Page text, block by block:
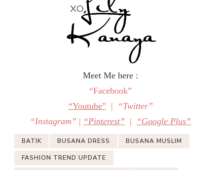
Meet Me here :
“Facebook”
“Youtube” |
“Twitter”
“Instagram” | “Pinterest” | “Google Plus”
BATIK BUSANA DRESS BUSANA MUSLIM
FASHION TREND UPDATE